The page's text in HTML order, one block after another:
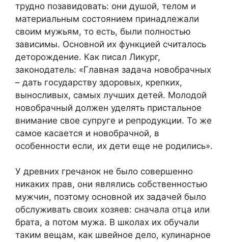
трудно позавидовать: они душой, телом и
материальным состоянием принадлежали
своим мужьям, то есть, были полностью
зависимы. Основной их функцией считалось
деторождение. Как писал Ликург,
законодатель: «Главная задача новобрачных
– дать государству здоровых, крепких,
выносливых, самых лучших детей. Молодой
новобрачный должен уделять пристальное
внимание свое супруге и репродукции. То же
самое касается и новобрачной, в
особенности если, их дети еще не родились».
У древних гречанок не было совершенно
никаких прав, они являлись собственностью
мужчин, поэтому основной их задачей было
обслуживать своих хозяев: сначала отца или
брата, а потом мужа. В школах их обучали
таким вещам, как швейное дело, кулинарное